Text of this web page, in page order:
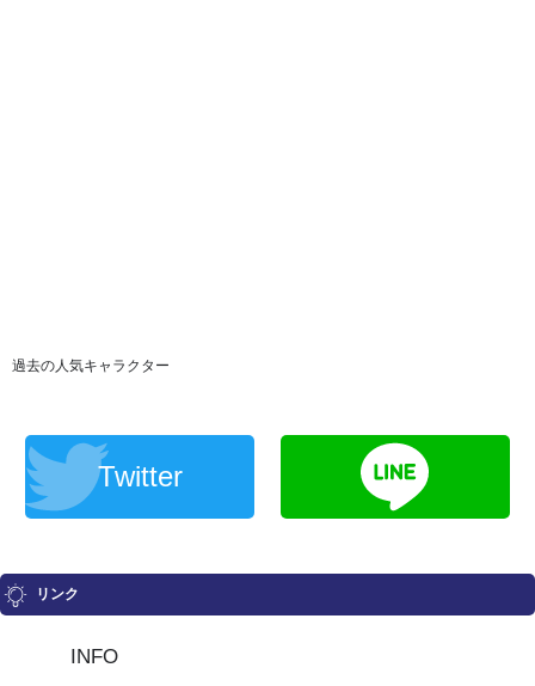
過去の人気キャラクター
Twitter
リンク
INFO